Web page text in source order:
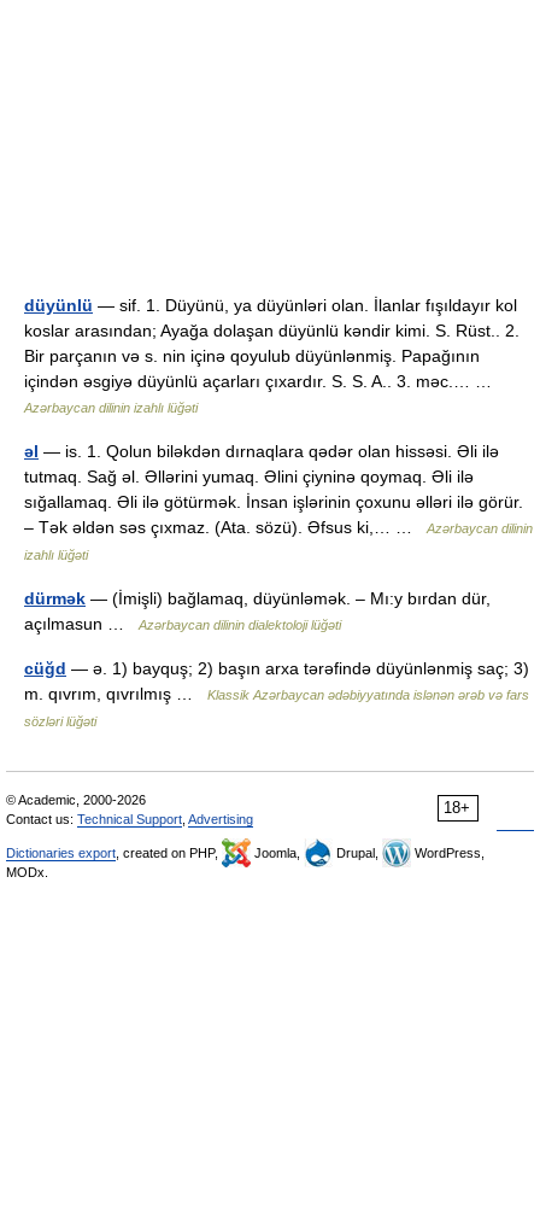
düyünlü — sif. 1. Düyünü, ya düyünləri olan. İlanlar fışıldayır kol
koslar arasından; Ayağa dolaşan düyünlü kəndir kimi. S. Rüst.. 2.
Bir parçanın və s. nin içinə qoyulub düyünlənmiş. Papağının
içindən əsgiyə düyünlü açarları çıxardır. S. S. A.. 3. məc.… …
Azərbaycan dilinin izahlı lüğəti
əl — is. 1. Qolun biləkdən dırnaqlara qədər olan hissəsi. Əli ilə
tutmaq. Sağ əl. Əllərini yumaq. Əlini çiyninə qoymaq. Əli ilə
sığallamaq. Əli ilə götürmək. İnsan işlərinin çoxunu əlləri ilə görür.
– Tək əldən səs çıxmaz. (Ata. sözü). Əfsus ki,… …
Azərbaycan dilinin
izahlı lüğəti
dürmək — (İmişli) bağlamaq, düyünləmək. – Mı:y bırdan dür,
açılmasun …
Azərbaycan dilinin dialektoloji lüğəti
cüğd — ə. 1) bayquş; 2) başın arxa tərəfində düyünlənmiş saç; 3)
m. qıvrım, qıvrılmış …
Klassik Azərbaycan ədəbiyyatında islənən ərəb və fars
sözləri lüğəti
18+
© Academic, 2000-2026
Contact us: Technical Support Advertising
Dictionaries export , created on PHP, Joomla, Drupal,
WordPress,
MODx.